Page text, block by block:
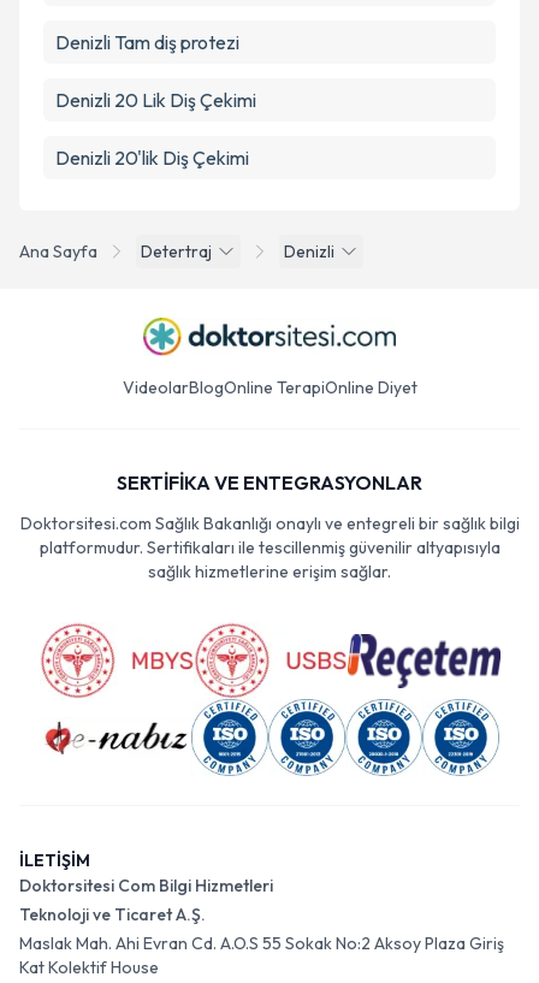
Ana Sayfa Detertraj Denizli
Denizli Tam diş protezi
Denizli 20 Lik Diş Çekimi
Denizli 20'lik Diş Çekimi
VideolarBlogOnline TerapiOnline Diyet
SERTİFİKA VE ENTEGRASYONLAR
Doktorsitesi.com Sağlık Bakanlığı onaylı ve entegreli bir sağlık bilgi
platformudur. Sertifikaları ile tescillenmiş güvenilir altyapısıyla
sağlık hizmetlerine erişim sağlar.
İLETİŞİM
Doktorsitesi Com Bilgi Hizmetleri
Teknoloji ve Ticaret A.Ş.
Maslak Mah. Ahi Evran Cd. A.O.S 55 Sokak No:2 Aksoy Plaza Giriş
Kat Kolektif House